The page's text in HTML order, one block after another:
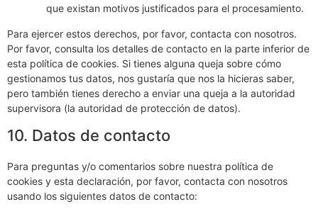
que existan motivos justificados para el procesamiento.
Para ejercer estos derechos, por favor, contacta con nosotros.
Por favor, consulta los detalles de contacto en la parte inferior de
esta política de cookies. Si tienes alguna queja sobre cómo
gestionamos tus datos, nos gustaría que nos la hicieras saber,
pero también tienes derecho a enviar una queja a la autoridad
supervisora (la autoridad de protección de datos).
10. Datos de contacto
Para preguntas y/o comentarios sobre nuestra política de
cookies y esta declaración, por favor, contacta con nosotros
usando los siguientes datos de contacto: